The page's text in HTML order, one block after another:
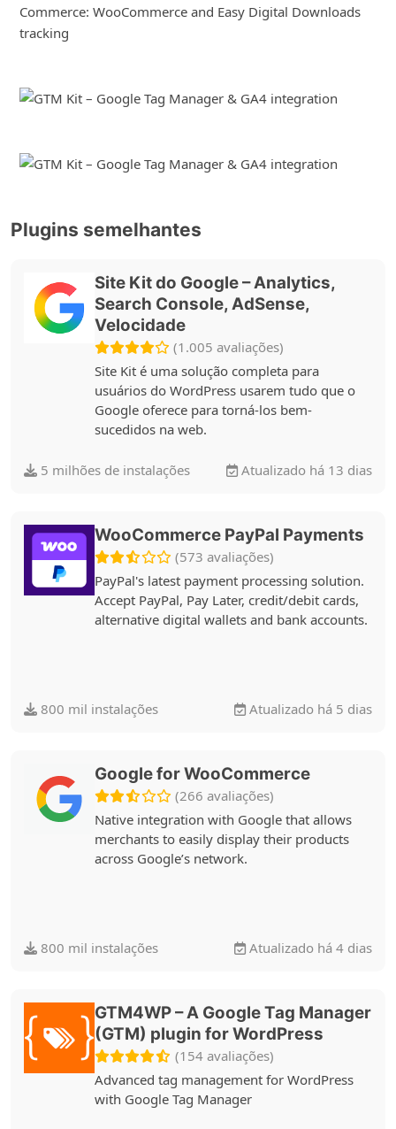
Commerce: WooCommerce and Easy Digital Downloads
tracking
Plugins semelhantes
Site Kit do Google – Analytics,
Search Console, AdSense,
Velocidade
(1.005 avaliações)
Site Kit é uma solução completa para
usuários do WordPress usarem tudo que o
Google oferece para torná-los bem-
sucedidos na web.
5 milhões de instalações Atualizado há 13 dias
WooCommerce PayPal Payments
(573 avaliações)
PayPal's latest payment processing solution.
Accept PayPal, Pay Later, credit/debit cards,
alternative digital wallets and bank accounts.
800 mil instalações Atualizado há 5 dias
Google for WooCommerce
(266 avaliações)
Native integration with Google that allows
merchants to easily display their products
across Google’s network.
800 mil instalações Atualizado há 4 dias
GTM4WP – A Google Tag Manager
(GTM) plugin for WordPress
(154 avaliações)
Advanced tag management for WordPress
with Google Tag Manager